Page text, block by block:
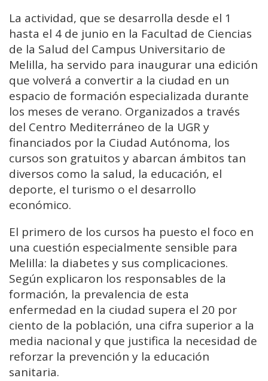
La actividad, que se desarrolla desde el 1
hasta el 4 de junio en la Facultad de Ciencias
de la Salud del Campus Universitario de
Melilla, ha servido para inaugurar una edición
que volverá a convertir a la ciudad en un
espacio de formación especializada durante
los meses de verano. Organizados a través
del Centro Mediterráneo de la UGR y
financiados por la Ciudad Autónoma, los
cursos son gratuitos y abarcan ámbitos tan
diversos como la salud, la educación, el
deporte, el turismo o el desarrollo
económico.
El primero de los cursos ha puesto el foco en
una cuestión especialmente sensible para
Melilla: la diabetes y sus complicaciones.
Según explicaron los responsables de la
formación, la prevalencia de esta
enfermedad en la ciudad supera el 20 por
ciento de la población, una cifra superior a la
media nacional y que justifica la necesidad de
reforzar la prevención y la educación
sanitaria.